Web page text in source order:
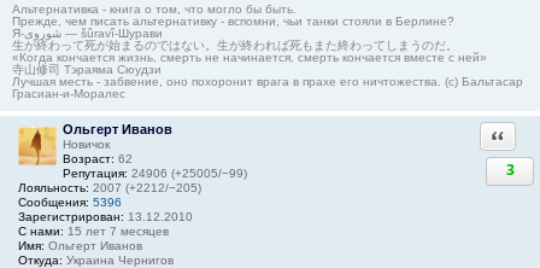
Альтернативка - книга о том, что могло бы быть.
Прежде, чем писать альтернативку - вспомни, чьи танки стояли в Берлине?
Я-شوروی — šûravî-Шурави
生が終わって死が始まるのではない。生が終われば死もまた終わってしまうのだ。
«Когда кончается жизнь, смерть не начинается, смерть кончается вместе с ней»
寺山修司 Тэраяма Сюудзи
Лучшая месть - забвение, оно похоронит врага в прахе его ничтожества. (с) Бальтасар
Грасиан-и-Моралес
Ольгерт Иванов
Новичок
Возраст: 62
Репутация: 24906 (+25005/−99)
Лояльность: 2007 (+2212/−205)
Сообщения: 5396
Зарегистрирован: 13.12.2010
С нами: 15 лет 7 месяцев
Имя: Ольгерт Иванов
Откуда: Украина Чернигов
3